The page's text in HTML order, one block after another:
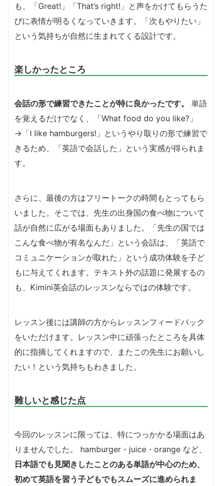
も、「Great!」「That’s right!」と声をかけてもらうた
びに表情が明るくなっていきます。「次もやりたい」
という気持ちが自然に生まれてくる設計です。
楽しかったところ
会話の形で練習できたことが特に良かったです。
単語
を覚えるだけでなく、「What food do you like?」
→「I like hamburgers!」というやり取りの形で練習で
きるため、「英語で会話した」という実感が得られま
す。
さらに、最後の方はフリートークの時間もとってもら
いました。そこでは、先生の出身国の食べ物について
話が自然に広がる場面もありました。「先生の国では
こんな食べ物が有名なんだ」という会話は、「英語で
コミュニケーションが取れた」という成功体験を子ど
もに与えてくれます。テキスト外の話題に発展するの
も、Kimini英会話のレッスンならではの体験です。
レッスン後には講師の方からレッスンフィードバック
をいただけます。レッスン中に頑張ったところを具体
的に指摘してくれますので、またこの先生にお願いし
たい！という気持ちもわきました。
難しいと感じた点
今回のレッスンに限っては、特につっかかる場面はあ
りませんでした。 hamburger・juice・orange など、
日本語でも見聞きしたことのある単語が中心のため、
初めて英語を習う子どもでもスムーズに進められま